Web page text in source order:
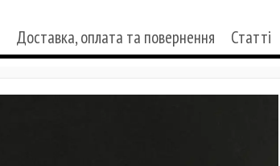
Доставка, оплата та повернення Статті